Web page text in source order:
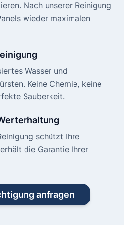
Nach unserer Reinigung
wieder maximalen
Wasser und
Keine Chemie, keine
Sauberkeit.
schützt Ihre
die Garantie Ihrer
anfragen